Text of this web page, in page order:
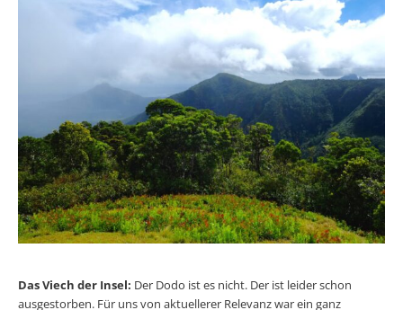
Das Viech der Insel: Der Dodo ist es nicht. Der ist leider schon
ausgestorben. Für uns von aktuellerer Relevanz war ein ganz